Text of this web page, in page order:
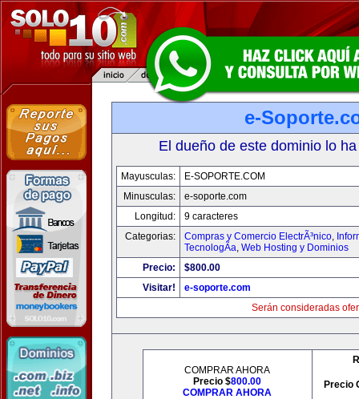
e-
El dueño de este dominio lo
Mayusculas:
E-SOPORTE.COM
Minusculas:
e-soporte.com
Longitud:
9 caracteres
Categorias:
Compras y Comercio ElectrÃ³nico,
TecnologÃ­a, Web Hosting y Dominios
Precio:
$800.00
Visitar!
e-soporte.com
Serán consideradas
COMPRAR AHORA
Precio $800.00
COMPRAR AHORA
Precio